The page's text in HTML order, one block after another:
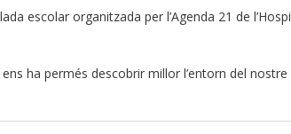
escolar organitzada per l’Agenda 21 de
ha permés descobrir millor l’entorn del